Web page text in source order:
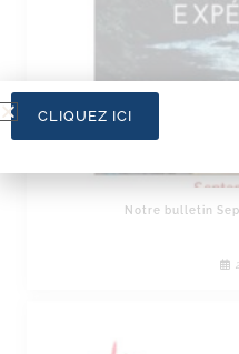
Notre bulletin
CLIQUEZ ICI